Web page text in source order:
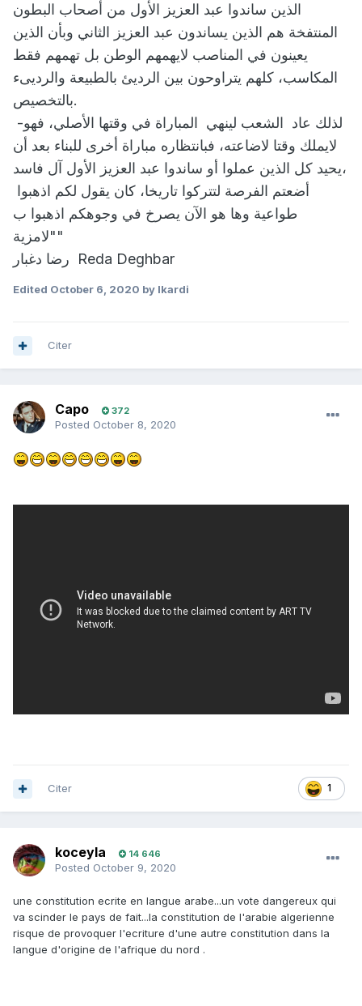
الذين ساندوا عبد العزيز الأول من أصحاب البطون
المنتفخة هم الذين يساندون عبد العزيز الثاني وبأن الذين
يعينون في المناصب لايهمهم الوطن بل تهمهم فقط
المكاسب، كلهم يتراوحون بين الرديئ بالطبيعة والرديىء
بالتخصيص.
-لذلك عاد الشعب لينهي المباراة في وقتها الأصلي، فهو
لايملك وقتا لاضاعته، فبانتظاره مباراة أخرى للبناء بعد أن
يحيد كل الذين عملوا أو ساندوا عبد العزيز الأول آل فاسد،
طواعية وها هو الآن يصرخ في وجوهكم اذهبوا ب
"لامزية"
رضا دغبار Reda Deghbar
Edited October 6, 2020 by Ikardi
Citer
Capo 372
Posted October 8, 2020
1
Citer
koceyla 14 646
Posted October 9, 2020
une constitution ecrite en langue arabe...un vote dangereux qui
va scinder le pays de fait...la constitution de l'arabie algerienne
risque de provoquer l'ecriture d'une autre constitution dans la
langue d'origine de l'afrique du nord .